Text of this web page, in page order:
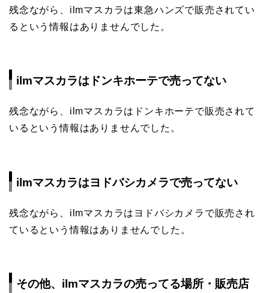
残念ながら、ilmマスカラは東急ハンズで販売されてい
るという情報はありませんでした。
ilmマスカラはドンキホーテで売ってない
残念ながら、ilmマスカラはドンキホーテで販売されて
いるという情報はありませんでした。
ilmマスカラはヨドバシカメラで売ってない
残念ながら、ilmマスカラはヨドバシカメラで販売され
ているという情報はありませんでした。
その他、ilmマスカラの売ってる場所・販売店